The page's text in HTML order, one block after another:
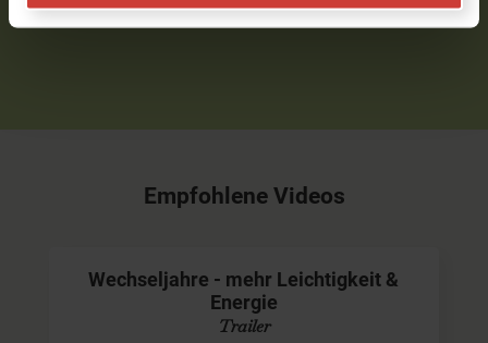
BitteloggeDich zuerst ein bzw.registriereDich.
Empfohlene Videos
Wechseljahre - mehr Leichtigkeit &
Energie
Trailer